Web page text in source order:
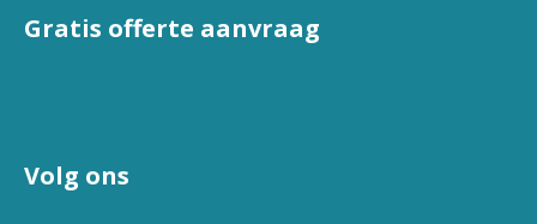
Gratis offerte aanvraag
Volg ons